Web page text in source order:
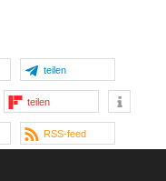
teilen
teilen
RSS-feed